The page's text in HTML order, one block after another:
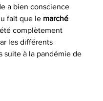
a bien conscience
fait que le marché
complètement
les différents
suite à la pandémie de